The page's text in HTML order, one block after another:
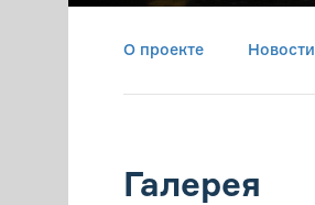
О проекте Новости
Галерея